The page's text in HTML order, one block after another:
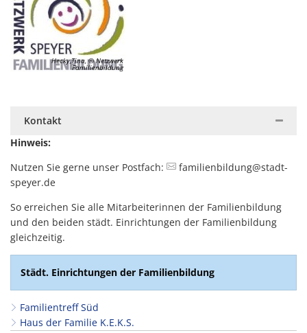
Hecky,Tina, © Netzwerk
Familienbildung
Kontakt
Hinweis:
Nutzen Sie gerne unser Postfach:
familienbildung@stadt-
speyer.de
So erreichen Sie alle Mitarbeiterinnen der Familienbildung
und den beiden städt. Einrichtungen der Familienbildung
gleichzeitig.
Städt. Einrichtungen der Familienbildung
Familientreff Süd
Haus der Familie K.E.K.S.